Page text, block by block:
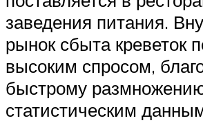
заведения питания.
рынок сбыта креветок
высоким спросом,
быстрому
статистическим